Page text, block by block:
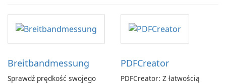
Breitbandmessung
Sprawdź prędkość swojego
PDFCreator
PDFCreator: Z łatwością